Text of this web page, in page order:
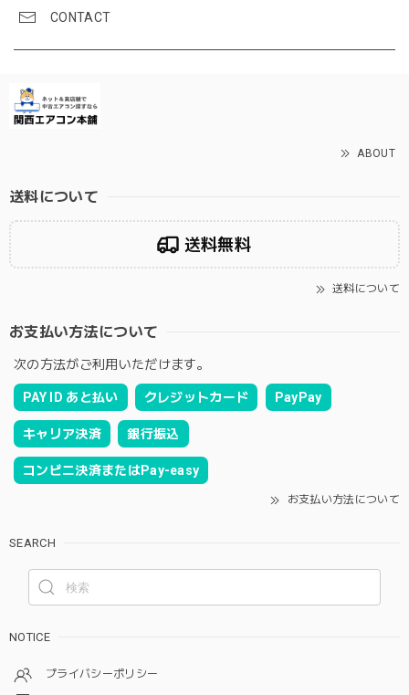
CONTACT
ABOUT
送料について
送料無料
送料について
お支払い方法について
次の方法がご利用いただけます。
PAY ID あと払い クレジットカード PayPay
キャリア決済 銀行振込
コンビニ決済またはPay-easy
お支払い方法について
SEARCH
NOTICE
プライバシーポリシー